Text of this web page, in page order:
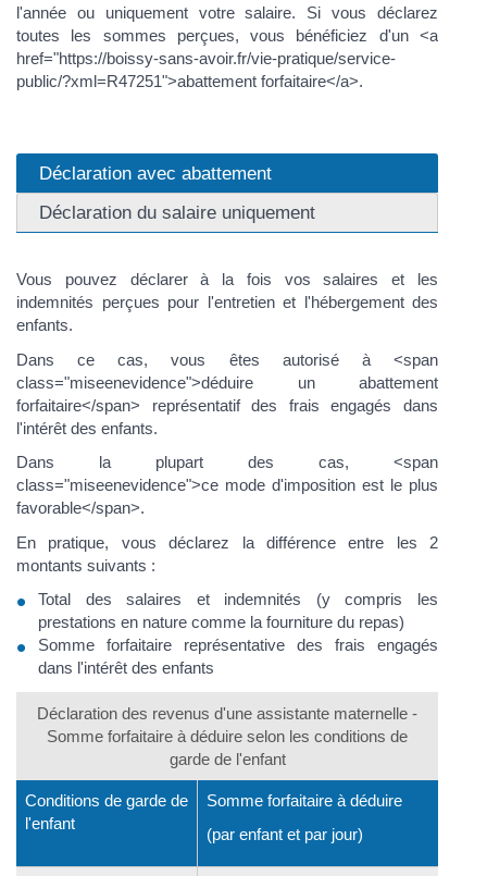
l'année ou uniquement votre salaire. Si vous déclarez
toutes les sommes perçues, vous bénéficiez d'un <a
href="https://boissy-sans-avoir.fr/vie-pratique/service-
public/?xml=R47251">abattement forfaitaire</a>.
Déclaration avec abattement
Déclaration du salaire uniquement
Vous pouvez déclarer à la fois vos salaires et les
indemnités perçues pour l'entretien et l'hébergement des
enfants.
Dans ce cas, vous êtes autorisé à <span
class="miseenevidence">déduire un abattement
forfaitaire</span> représentatif des frais engagés dans
l'intérêt des enfants.
Dans la plupart des cas, <span
class="miseenevidence">ce mode d'imposition est le plus
favorable</span>.
En pratique, vous déclarez la différence entre les 2
montants suivants :
Total des salaires et indemnités (y compris les
prestations en nature comme la fourniture du repas)
Somme forfaitaire représentative des frais engagés
dans l'intérêt des enfants
Déclaration des revenus d'une assistante maternelle -
Somme forfaitaire à déduire selon les conditions de
garde de l'enfant
Conditions de garde de
l'enfant
Somme forfaitaire à déduire
(par enfant et par jour)